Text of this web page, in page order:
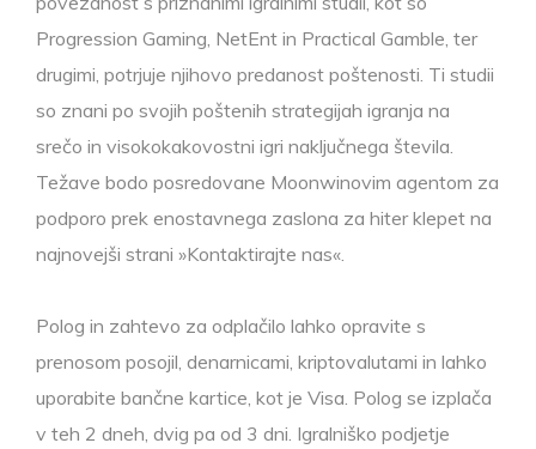
Progression Gaming, NetEnt in Practical Gamble, ter
drugimi, potrjuje njihovo predanost poštenosti. Ti studii
so znani po svojih poštenih strategijah igranja na
srečo in visokokakovostni igri naključnega števila.
Težave bodo posredovane Moonwinovim agentom za
podporo prek enostavnega zaslona za hiter klepet na
najnovejši strani »Kontaktirajte nas«.
Polog in zahtevo za odplačilo lahko opravite s
prenosom posojil, denarnicami, kriptovalutami in lahko
uporabite bančne kartice, kot je Visa. Polog se izplača
v teh 2 dneh, dvig pa od 3 dni. Igralniško podjetje